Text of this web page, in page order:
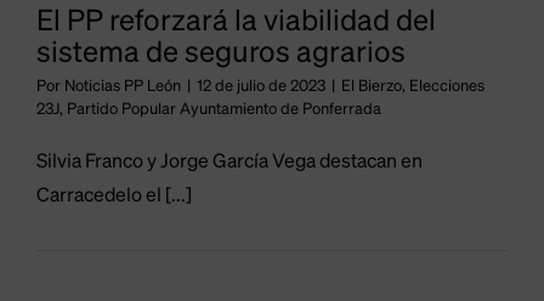
Elecciones 23J
Popular
de
El PP reforzará la viabilidad del
sistema de seguros agrarios
Por Noticias PP León 12 de julio de 2023 El Bierzo, Elecciones
23J, Partido Popular Ayuntamiento de Ponferrada
Silvia Franco y Jorge García Vega destacan en
Carracedelo el [...]